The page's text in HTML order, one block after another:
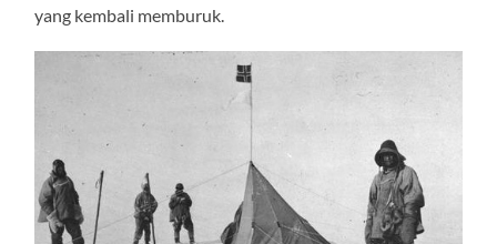
yang kembali memburuk.